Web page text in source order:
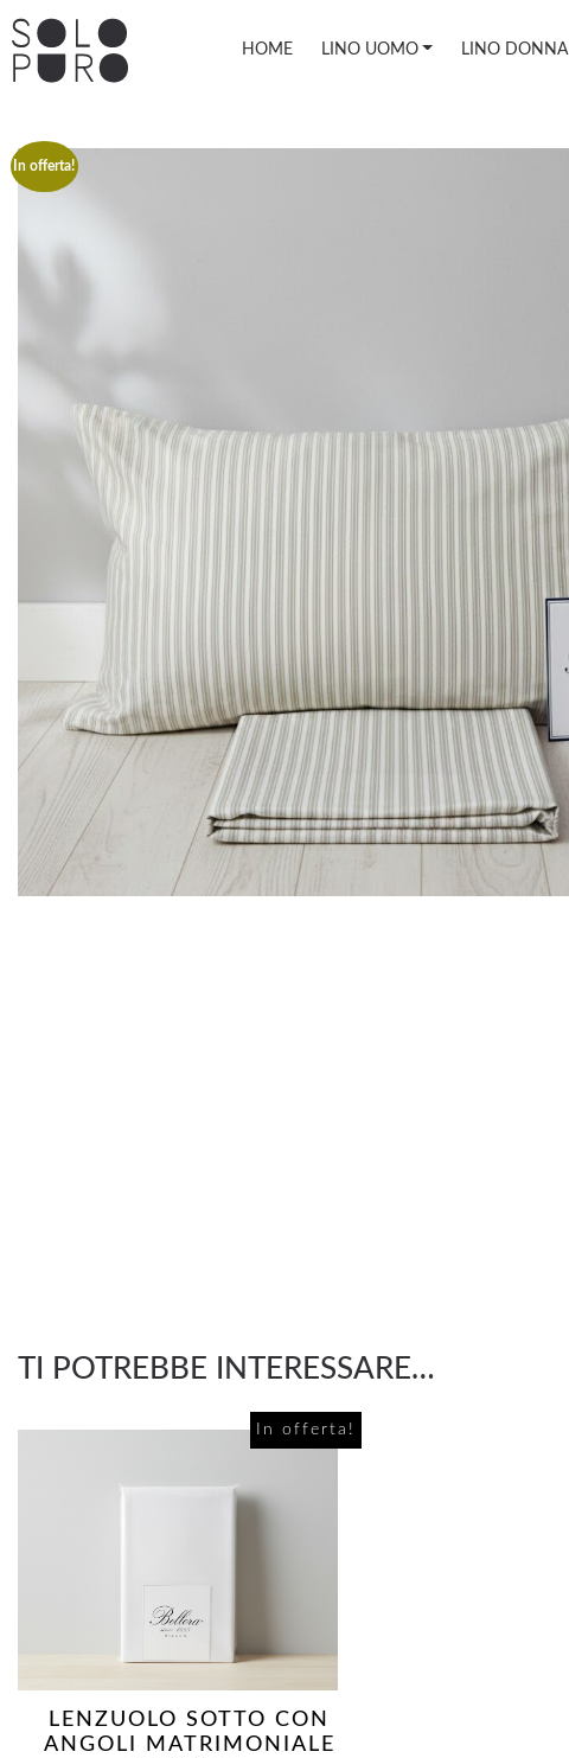
HOME LINO UOMO LINO DONNA
In offerta!
TI POTREBBE INTERESSARE…
In offerta!
LENZUOLO SOTTO CON
ANGOLI MATRIMONIALE